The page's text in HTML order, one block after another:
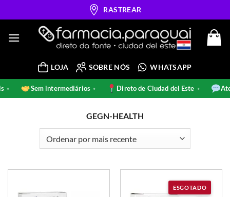
to
RASTREAR
LOJA SOBRE NÓS WHATSAPP
Sem intermediários Direto de Ciudad del Este
GEGN-HEALTH